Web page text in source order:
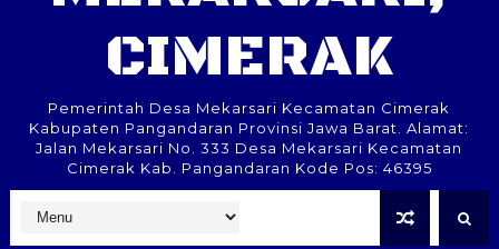
CIMERAK
Pemerintah Desa Mekarsari Kecamatan Cimerak
Kabupaten Pangandaran Provinsi Jawa Barat. Alamat:
Jalan Mekarsari No. 333 Desa Mekarsari Kecamatan
Cimerak Kab. Pangandaran Kode Pos: 46395